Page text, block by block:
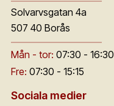
Solvarvsgatan 4a
507 40 Borås
Mån - tor: 07:30 - 16:30
Fre: 07:30 - 15:15
Sociala medier